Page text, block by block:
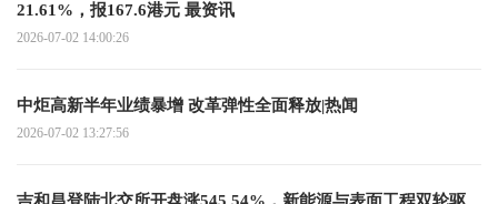
21.61%，报167.6港元 最资讯
2026-07-02 14:00:26
中炬高新半年业绩暴增 改革弹性全面释放|热闻
2026-07-02 13:27:56